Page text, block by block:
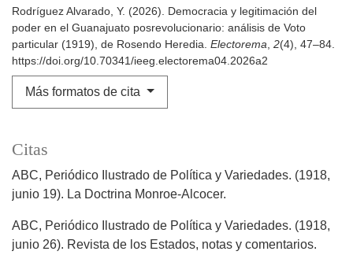
Rodríguez Alvarado, Y. (2026). Democracia y legitimación del
poder en el Guanajuato posrevolucionario: análisis de Voto
particular (1919), de Rosendo Heredia. Electorema 2(4), 47–84.
https://doi.org/10.70341/ieeg.electorema04.2026a2
Más formatos de cita
Citas
ABC, Periódico Ilustrado de Política y Variedades. (1918,
junio 19). La Doctrina Monroe-Alcocer.
ABC, Periódico Ilustrado de Política y Variedades. (1918,
junio 26). Revista de los Estados, notas y comentarios.